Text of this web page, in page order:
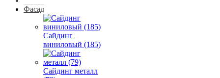
Фасад
Сайдинг
виниловый (185)
Сайдинг металл